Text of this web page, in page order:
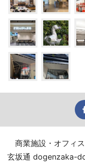
商業施設・オフィ
玄坂通 dogenzaka-